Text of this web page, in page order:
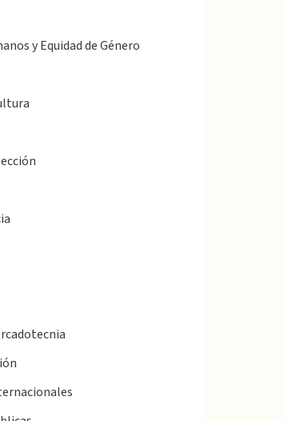
y Equidad de Género